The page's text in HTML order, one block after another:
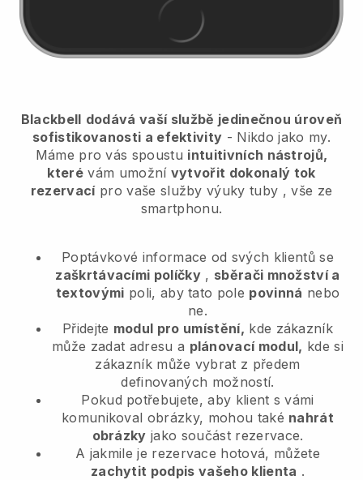
Blackbell dodává vaší službě jedinečnou úroveň
sofistikovanosti a efektivity - Nikdo jako my.
Máme pro vás spoustu intuitivních nástrojů,
které vám umožní vytvořit dokonalý tok
rezervací pro vaše služby výuky tuby , vše ze
smartphonu.
Poptávkové informace od svých klientů se
zaškrtávacími políčky , sběrači množství a
textovými poli, aby tato pole povinná nebo
ne.
Přidejte modul pro umístění, kde zákazník
může zadat adresu a plánovací modul, kde si
zákazník může vybrat z předem
definovaných možností.
Pokud potřebujete, aby klient s vámi
komunikoval obrázky, mohou také nahrát
obrázky jako součást rezervace.
A jakmile je rezervace hotová, můžete
zachytit podpis vašeho klienta .